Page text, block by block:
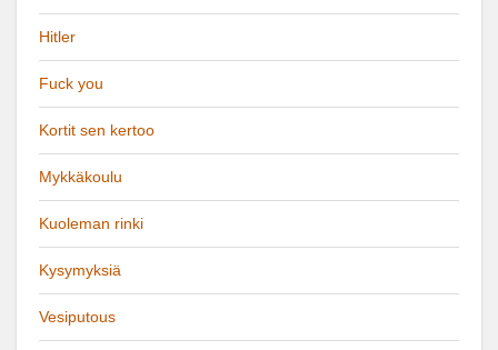
Hitler
Fuck you
Kortit sen kertoo
Mykkäkoulu
Kuoleman rinki
Kysymyksiä
Vesiputous